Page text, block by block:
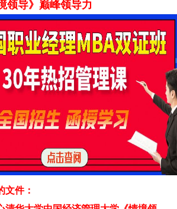
领导》巅峰领导力
文件：